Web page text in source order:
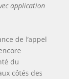
application
de l’appel
du
côtés des